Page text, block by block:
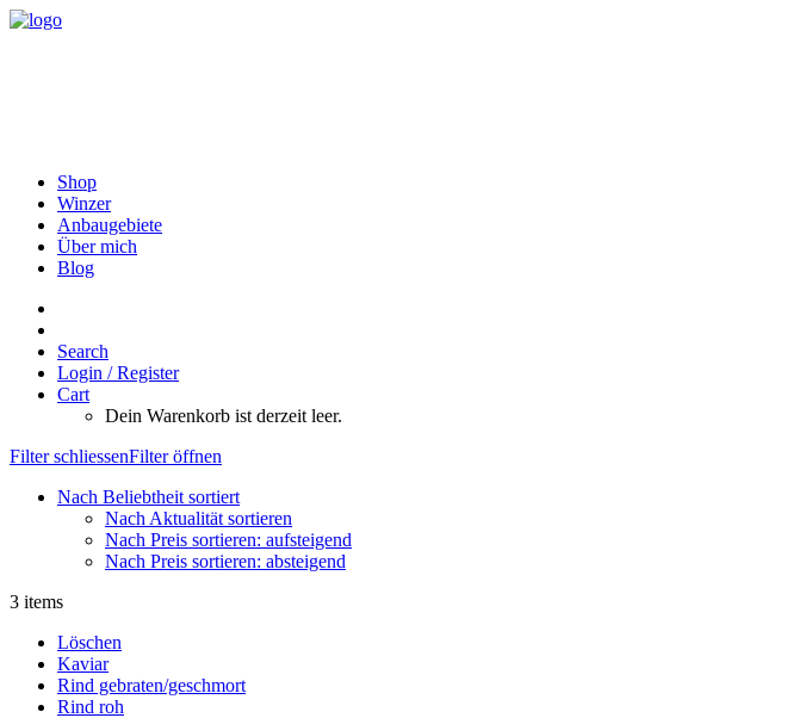
Shop
Winzer
Anbaugebiete
Über mich
Blog
Search
Login / Register
Cart
Dein Warenkorb ist derzeit leer.
Filter schliessenFilter öffnen
Nach Beliebtheit sortiert
Nach Aktualität sortieren
Nach Preis sortieren: aufsteigend
Nach Preis sortieren: absteigend
3 items
Löschen
Kaviar
Rind gebraten/geschmort
Rind roh